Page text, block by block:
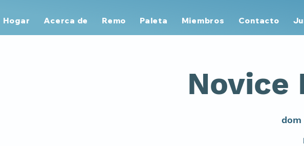
Hogar Acerca de Remo Paleta Miembros Contacto
Novice
dom